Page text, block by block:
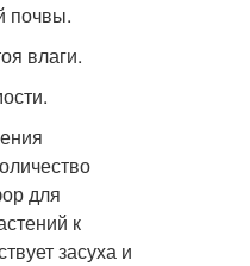
почвы.
влаги.
для
к
засуха и